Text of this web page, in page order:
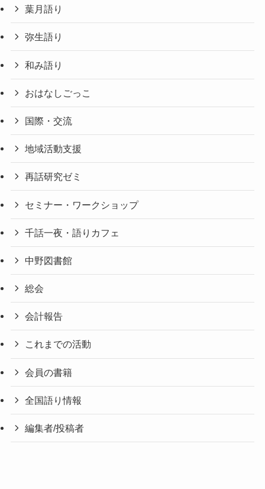
葉月語り
弥生語り
和み語り
おはなしごっこ
国際・交流
地域活動支援
再話研究ゼミ
セミナー・ワークショップ
千話一夜・語りカフェ
中野図書館
総会
会計報告
これまでの活動
会員の書籍
全国語り情報
編集者/投稿者